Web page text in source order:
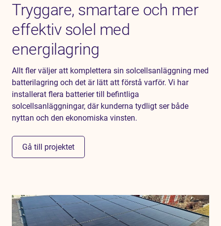
Tryggare, smartare och mer
effektiv solel med
energilagring
Allt fler väljer att komplettera sin solcellsanläggning med
batterilagring och det är lätt att förstå varför. Vi har
installerat flera batterier till befintliga
solcellsanläggningar, där kunderna tydligt ser både
nyttan och den ekonomiska vinsten.
Gå till projektet